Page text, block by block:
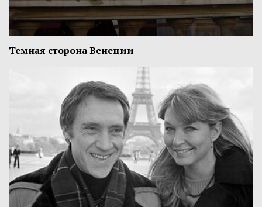
Темная сторона Венеции